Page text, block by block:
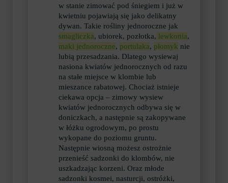
w stanie zimować pod śniegiem i już w
kwietniu pojawiają się jako delikatny
dywan. Takie rośliny jednoroczne jak
smagliczka, ubiorek, pozłotka, lewkonia,
maki jednoroczne, portulaka, płomyk nie
lubią przesadzania. Dlatego wysiewaj
nasiona kwiatów jednorocznych od razu
na stałe miejsce w klombie lub
mieszance rabatowej. Chociaż istnieje
ciekawa opcja – zimowy wysiew
kwiatów jednorocznych odbywa się w
doniczkach, a następnie są zakopywane
w łóżku ogrodowym, po prostu
wykopane do poziomu gruntu.
Następnie wiosną możesz ostrożnie
przenieść sadzonki do klombów, nie
uszkadzając korzeni. Oraz młode
sadzonki kosmei, nasturcji, ostróżki,